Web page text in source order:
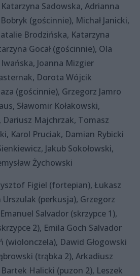
Sadowska, Adrianna
(gościnnie), Michał Janicki,
Brodzińska, Katarzyna
Gocał (gościnnie), Ola
Joanna Mizgier
Dorota Wójcik
(gościnnie), Grzegorz Jamro
Sławomir Kołakowski,
Majchrzak, Tomasz
Karol Pruciak, Damian Rybicki
Jakub Sokołowski,
Żychowski
Figiel (fortepian), Łukasz
(perkusja), Grzegorz
Salvador (skrzypce 1),
2), Emila Goch Salvador
(wiolonczela), Dawid Głogowski
(trąbka 2), Arkadiusz
Halicki (puzon 2), Leszek